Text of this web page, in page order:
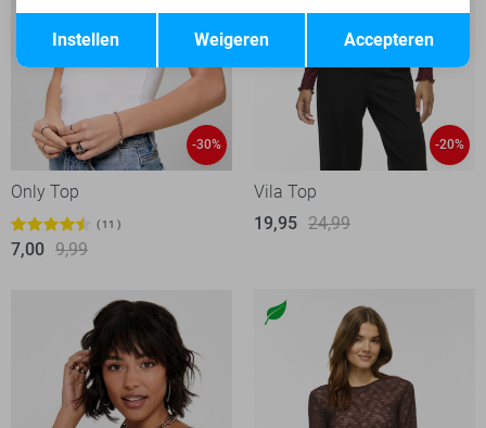
-30%
Only Top
11
7,00 9,99
-20%
Vila Top
19,95 24,99
Terug Opslaan
Accepteren
Weigeren
Instellen